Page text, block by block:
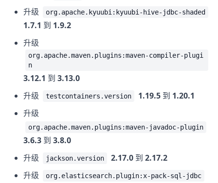
升级
org.apache.kyuubi:kyuubi-hive-jdbc-shaded
1.7.1 到 1.9.2
升级
org.apache.maven.plugins:maven-compiler-plugi
n
3.12.1 到 3.13.0
升级
testcontainers.version 1.19.5 到 1.20.1
升级
org.apache.maven.plugins:maven-javadoc-plugin
3.6.3 到 3.8.0
升级
jackson.version 2.17.0 到 2.17.2
升级
org.elasticsearch.plugin:x-pack-sql-jdbc